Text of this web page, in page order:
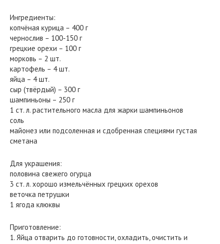
Ингредиенты:
копчёная курица – 400 г
чернослив – 100-150 г
грецкие орехи – 100 г
морковь – 2 шт.
картофель – 4 шт.
яйца – 4 шт.
сыр (твёрдый) – 300 г
шампиньоны – 250 г
1 ст. л. растительного масла для жарки шампиньонов
соль
майонез или подсоленная и сдобренная специями густая
сметана
Для украшения:
половина свежего огурца
3 ст. л. хорошо измельчённых грецких орехов
веточка петрушки
1 ягода клюквы
Приготовление:
1. Яйца отварить до готовности, охладить, очистить и